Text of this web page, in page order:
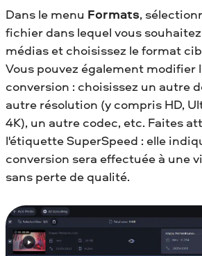
Dans le menu Formats,
fichier dans lequel vous
médias et choisissez le format
Vous pouvez également modifier
conversion : choisissez un autre
autre résolution (y compris HD,
4K), un autre codec, etc. Faites
l'étiquette SuperSpeed : elle
conversion sera effectuée à une
sans perte de qualité.